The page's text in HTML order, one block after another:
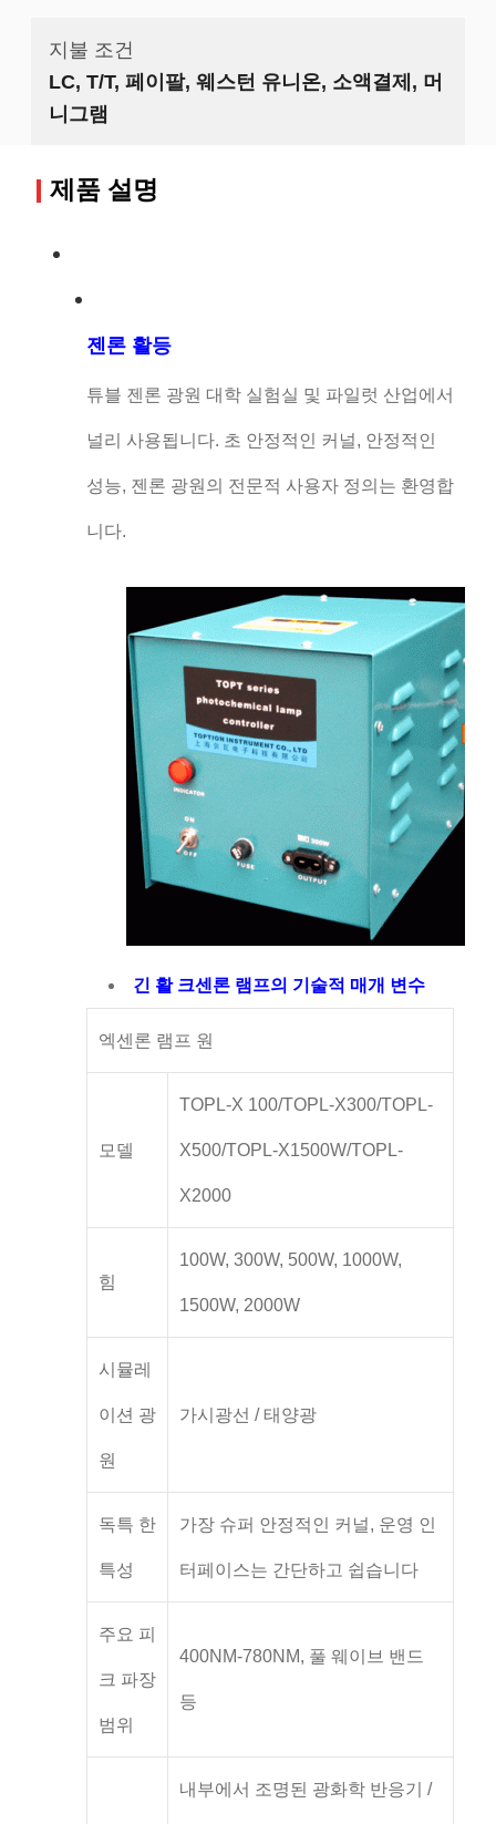
지불 조건
LC, T/T, 페이팔, 웨스턴 유니온, 소액결제, 머
니그램
제품 설명
젠론 활등
튜블 젠론 광원 대학 실험실 및 파일럿 산업에서
널리 사용됩니다. 초 안정적인 커널, 안정적인
성능, 젠론 광원의 전문적 사용자 정의는 환영합
니다.
긴 활 크센론 램프의 기술적 매개 변수
엑센론 램프 원
모델
TOPL-X 100/TOPL-X300/TOPL-
X500/TOPL-X1500W/TOPL-
X2000
힘
100W, 300W, 500W, 1000W,
1500W, 2000W
시뮬레
이션 광
원
가시광선 / 태양광
독특 한
특성
가장 슈퍼 안정적인 커널, 운영 인
터페이스는 간단하고 쉽습니다
주요 피
크 파장
범위
400NM-780NM, 풀 웨이브 밴드
등
내부에서 조명된 광화학 반응기 /